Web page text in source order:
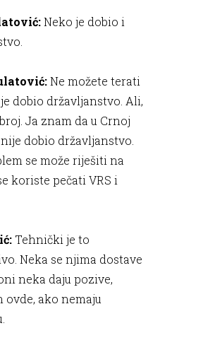
Neko je dobio i
Ne možete terati
dobio državljanstvo. Ali,
Ja znam da u Crnoj
dobio državljanstvo.
se može riješiti na
koriste pečati VRS i
Tehnički je to
Neka se njima dostave
neka daju pozive,
ovde, ako nemaju